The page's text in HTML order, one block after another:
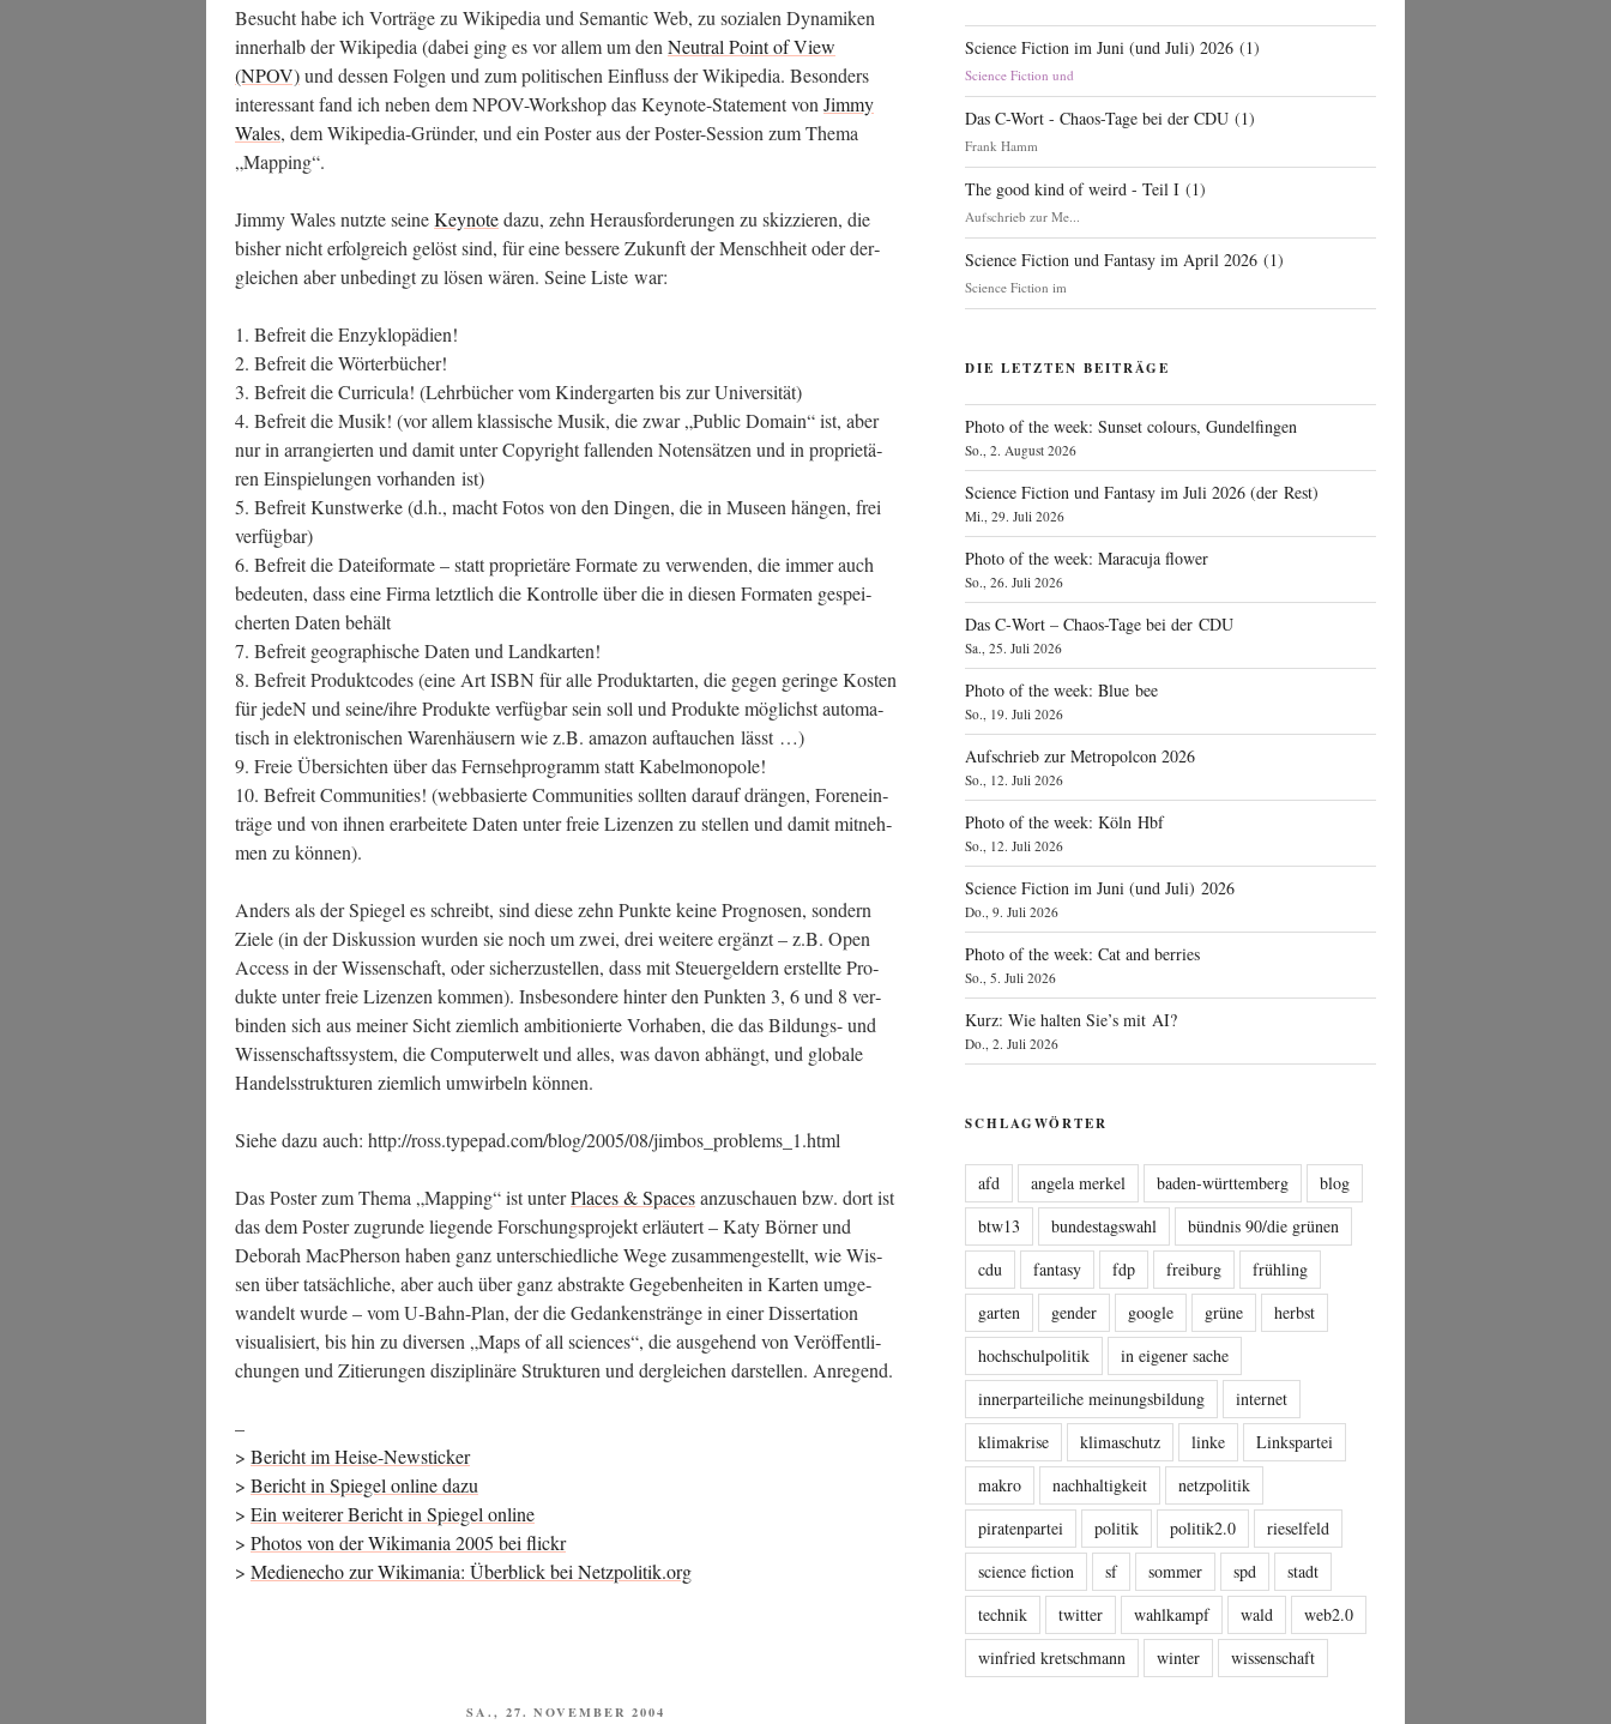
Besucht habe ich Vor­trä­ge zu Wiki­pe­dia und Seman­tic Web, zu sozia­len Dyna­mi­ken
inner­halb der Wiki­pe­dia (dabei ging es vor allem um den Neu­tral Point of View
(NPOV)und des­sen Fol­gen und zum poli­ti­schen Ein­fluss der Wiki­pe­dia. Beson­ders
inter­es­sant fand ich neben dem NPOV-Work­shop das Key­note-State­ment von Jim­my
Wales, dem Wiki­pe­dia-Grün­der, und ein Pos­ter aus der Pos­ter-Ses­si­on zum The­ma
„Map­ping“.
Jim­my Wales nutz­te sei­neKey­notedazu, zehn Her­aus­for­de­run­gen zu skiz­zie­ren, die
bis­her nicht erfolg­reich gelöst sind, für eine bes­se­re Zukunft der Mensch­heit oder der­
glei­chen aber unbe­dingt zu lösen wären. Sei­ne Lis­te war:
1. Befreit die Enzyklopädien!
2. Befreit die Wörterbücher!
3. Befreit die Cur­ri­cu­la! (Lehr­bü­cher vom Kin­der­gar­ten bis zur Universität)
4. Befreit die Musik! (vor allem klas­si­sche Musik, die zwar „Public Domain“ ist, aber
nur in arran­gier­ten und damit unter Copy­right fal­len­den Noten­sät­zen und in pro­prie­tä­
ren Ein­spie­lun­gen vor­han­den ist)
5. Befreit Kunst­wer­ke (d.h., macht Fotos von den Din­gen, die in Muse­en hän­gen, frei
verfügbar)
6. Befreit die Datei­for­ma­te – statt pro­prie­tä­re For­ma­te zu ver­wen­den, die immer auch
bedeu­ten, dass eine Fir­ma letzt­lich die Kon­trol­le über die in die­sen For­ma­ten gespei­
cher­ten Daten behält
7. Befreit geo­gra­phi­sche Daten und Landkarten!
8. Befreit Pro­dukt­codes (eine Art ISBN für alle Pro­dukt­ar­ten, die gegen gerin­ge Kos­ten
für jedeN und seine/ihre Pro­duk­te ver­füg­bar sein soll und Pro­duk­te mög­lichst auto­ma­
tisch in elek­tro­ni­schen Waren­häu­sern wie z.B. ama­zon auf­tau­chen lässt …)
9. Freie Über­sich­ten über das Fern­seh­pro­gramm statt Kabelmonopole!
10. Befreit Com­mu­ni­ties! (web­ba­sier­te Com­mu­ni­ties soll­ten dar­auf drän­gen, Foren­ein­
trä­ge und von ihnen erar­bei­te­te Daten unter freie Lizen­zen zu stel­len und damit mit­neh­
men zu können).
Anders als der Spie­gel es schreibt, sind die­se zehn Punk­te kei­ne Pro­gno­sen, son­dern
Zie­le (in der Dis­kus­si­on wur­den sie noch um zwei, drei wei­te­re ergänzt – z.B. Open
Access in der Wis­sen­schaft, oder sicher­zu­stel­len, dass mit Steu­er­gel­dern erstell­te Pro­
duk­te unter freie Lizen­zen kom­men). Ins­be­son­de­re hin­ter den Punk­ten 3, 6 und 8 ver­
bin­den sich aus mei­ner Sicht ziem­lich ambi­tio­nier­te Vor­ha­ben, die das Bil­dungs- und
Wis­sen­schafts­sys­tem, die Com­pu­ter­welt und alles, was davon abhängt, und glo­ba­le
Han­dels­struk­tu­ren ziem­lich umwir­beln können.
Sie­he dazu auch: http://ross.typepad.com/blog/2005/08/jimbos_problems_1.html
Das Pos­ter zum The­ma „Map­ping“ ist unterPlaces & Spacesanzu­schau­en bzw. dort ist
das dem Pos­ter zugrun­de lie­gen­de For­schungs­pro­jekt erläu­tert – Katy Bör­ner und
Debo­rah MacPher­son haben ganz unter­schied­li­che Wege zusam­men­ge­stellt, wie Wis­
sen über tat­säch­li­che, aber auch über ganz abs­trak­te Gege­ben­hei­ten in Kar­ten umge­
wan­delt wur­de – vom U‑Bahn-Plan, der die Gedan­ken­strän­ge in einer Dis­ser­ta­ti­on
visua­li­siert, bis hin zu diver­sen „Maps of all sci­en­ces“, die aus­ge­hend von Ver­öf­fent­li­
chun­gen und Zitie­run­gen dis­zi­pli­nä­re Struk­tu­ren und der­glei­chen dar­stel­len. Anregend.
–
> Bericht im Heise-Newsticker
> Bericht in Spie­gel online dazu
> Ein wei­te­rer Bericht in Spie­gel online
> Pho­tos von der Wiki­ma­nia 2005 bei flickr
> Medi­en­echo zur Wiki­ma­nia: Über­blick bei Netzpolitik.org
VERÖFFENTLICHT
SA., 27. NOVEMBER 2004
Science Fiction im Juni (und Juli) 2026 (1)
Science Fiction und
Das C-Wort - Chaos-Tage bei der CDU (1)
Frank Hamm
The good kind of weird - Teil I (1)
Aufschrieb zur Me...
Science Fiction und Fantasy im April 2026 (1)
Science Fiction im
DIE LETZTEN BEITRÄGE
Photo of the week: Sunset colours, Gundelfingen
So., 2. August 2026
Science Fiction und Fantasy im Juli 2026 (der Rest)
Mi., 29. Juli 2026
Photo of the week: Maracuja flower
So., 26. Juli 2026
Das C‑Wort – Chaos-Tage bei der CDU
Sa., 25. Juli 2026
Photo of the week: Blue bee
So., 19. Juli 2026
Aufschrieb zur Metropolcon 2026
So., 12. Juli 2026
Photo of the week: Köln Hbf
So., 12. Juli 2026
Science Fiction im Juni (und Juli) 2026
Do., 9. Juli 2026
Photo of the week: Cat and berries
So., 5. Juli 2026
Kurz: Wie halten Sie’s mit AI?
Do., 2. Juli 2026
SCHLAGWÖRTER
afd angela merkel baden-württemberg
blog
btw13
bundestagswahl
bündnis 90/die grünen
cdu
fantasy fdp freiburg
frühling
garten
gender google grüne
herbst
hochschulpolitik
in eigener sache
innerparteiliche meinungsbildung
internet
klimakrise
klimaschutz linke
Linkspartei
makro
nachhaltigkeit
netzpolitik
piratenpartei
politik politik2.0
rieselfeld
science fiction
sf sommer spd
stadt
technik
twitter wahlkampf wald
web2.0
winfried kretschmann
winter wissenschaft